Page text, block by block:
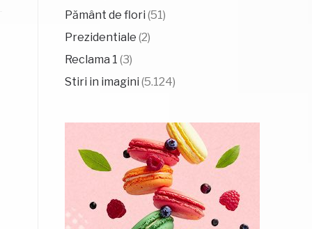
Pământ de flori (51)
Prezidentiale (2)
Reclama 1 (3)
Stiri in imagini (5.124)